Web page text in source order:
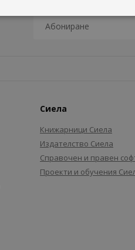
Сиела
Книжарници Сиела
Издателство Сиела
Справочен и правен
Проекти и обучения